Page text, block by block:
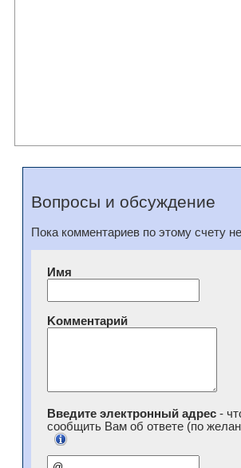
Вопросы и обсуждение
Пока комментариев по этому счету
Имя
Kомментарий
Введите электронный адрес-
сообщить Вам об ответе (по